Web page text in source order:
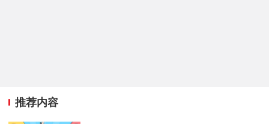
推荐内容